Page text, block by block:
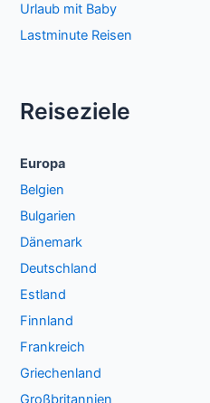
Urlaub mit Baby
Lastminute Reisen
Reiseziele
Europa
Belgien
Bulgarien
Dänemark
Deutschland
Estland
Finnland
Frankreich
Griechenland
Großbritannien